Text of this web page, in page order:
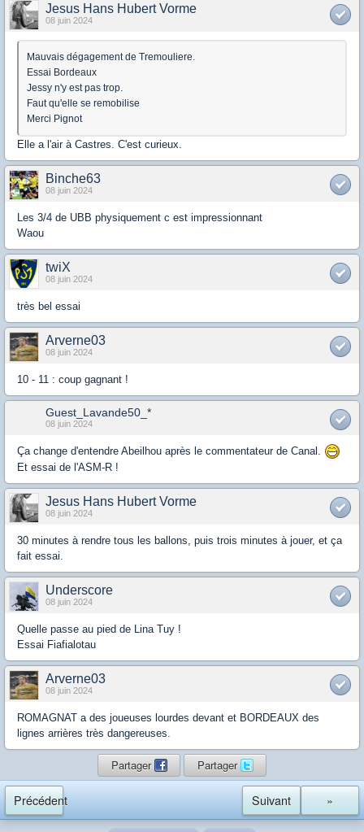
Jesus Hans Hubert Vorme
08 juin 2024
Mauvais dégagement de Tremouliere.
Essai Bordeaux
Jessy n'y est pas trop.
Faut qu'elle se remobilise
Merci Pignot
Elle a l'air à Castres. C'est curieux.
Binche63
08 juin 2024
Les 3/4 de UBB physiquement c est impressionnant
Waou
twiX
08 juin 2024
très bel essai
Arverne03
08 juin 2024
10 - 11 : coup gagnant !
Guest_Lavande50_*
08 juin 2024
Ça change d'entendre Abeilhou après le commentateur de Canal.
Et essai de l'ASM-R !
Jesus Hans Hubert Vorme
08 juin 2024
30 minutes à rendre tous les ballons, puis trois minutes à jouer, et ça
fait essai.
Underscore
08 juin 2024
Quelle passe au pied de Lina Tuy !
Essai Fiafialotau
Arverne03
08 juin 2024
ROMAGNAT a des joueuses lourdes devant et BORDEAUX des
lignes arrières très dangereuses.
Partager Partager
Précédent »
Suivant